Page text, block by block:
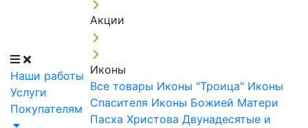
Наши работы
Услуги
Покупателям
Акции
Иконы
Все товары Иконы "Троица" Иконы
Спасителя Иконы Божией Матери
Пасха Христова Двунадесятые и